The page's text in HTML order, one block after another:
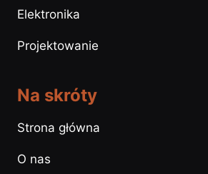
Elektronika
Projektowanie
Na skróty
Strona główna
O nas